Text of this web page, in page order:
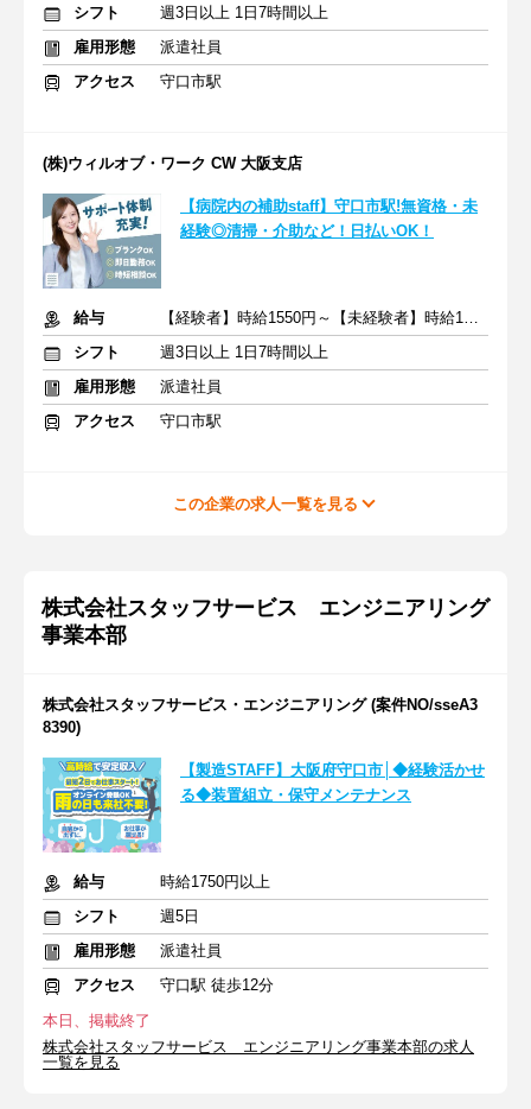
シフト
週3日以上 1日7時間以上
雇用形態
派遣社員
アクセス
守口市駅
(株)ウィルオブ・ワーク CW 大阪支店
【病院内の補助staff】守口市駅!無資格・未
経験◎清掃・介助など！日払いOK！
給与
【経験者】時給1550円～【未経験者】時給1400円～ ＋交通費
シフト
週3日以上 1日7時間以上
雇用形態
派遣社員
アクセス
守口市駅
この企業の求人一覧を見る
株式会社スタッフサービス エンジニアリング
事業本部
株式会社スタッフサービス・エンジニアリング (案件NO/sseA3
8390)
【製造STAFF】大阪府守口市│◆経験活かせ
る◆装置組立・保守メンテナンス
給与
時給1750円以上
シフト
週5日
雇用形態
派遣社員
アクセス
守口駅 徒歩12分
本日、掲載終了
株式会社スタッフサービス エンジニアリング事業本部の求人
一覧を見る